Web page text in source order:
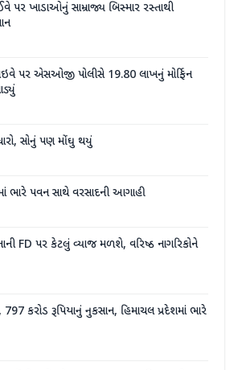
પર ખાડાઓનું સામ્રાજ્ય બિસ્માર રસ્તાથી
પર એસઓજી પોલીસે 19.80 લાખનું મોર્ફિન
સોનું પણ મોંઘુ થયું
પવન સાથે વરસાદની આગાહી
FD પર કેટલું વ્યાજ મળશે, વરિષ્ઠ નાગરિકોને
797 કરોડ રૂપિયાનું નુકસાન, હિમાચલ પ્રદેશમાં ભારે